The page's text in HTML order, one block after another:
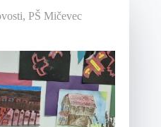
, PŠ Mičevec